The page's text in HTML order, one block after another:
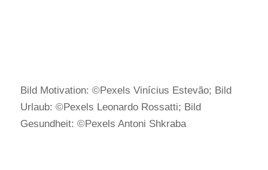
Bild Motivation: ©Pexels Vinícius Estevão; Bild
Urlaub: ©Pexels Leonardo Rossatti; Bild
Gesundheit: ©Pexels Antoni Shkraba